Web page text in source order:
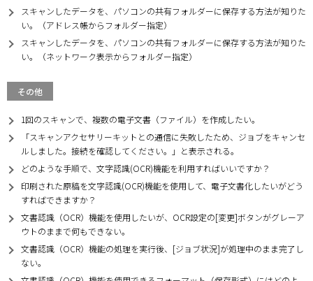
スキャンしたデータを、パソコンの共有フォルダーに保存する方法が知りた
い。（アドレス帳からフォルダー指定）
スキャンしたデータを、パソコンの共有フォルダーに保存する方法が知りた
い。（ネットワーク表示からフォルダー指定）
その他
1回のスキャンで、複数の電子文書（ファイル）を作成したい。
「スキャンアクセサリーキットとの通信に失敗したため、ジョブをキャンセ
ルしました。接続を確認してください。」と表示される。
どのような手順で、文字認識(OCR)機能を利用すればいいですか？
印刷された原稿を文字認識(OCR)機能を使用して、電子文書化したいがどう
すればできますか？
文書認識（OCR）機能を使用したいが、OCR設定の[変更]ボタンがグレーア
ウトのままで何もできない。
文書認識（OCR）機能の処理を実行後、[ジョブ状況]が処理中のまま完了し
ない。